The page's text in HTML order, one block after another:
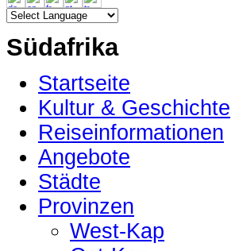
Südafrika
Startseite
Kultur & Geschichte
Reiseinformationen
Angebote
Städte
Provinzen
West-Kap